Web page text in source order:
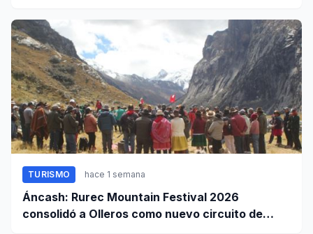
TURISMO hace 1 semana
Áncash: Rurec Mountain Festival 2026
consolidó a Olleros como nuevo circuito de